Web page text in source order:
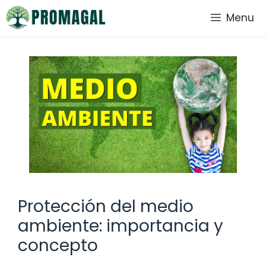
Saltar
al
Menu
Protección del medio
ambiente: importancia y
concepto